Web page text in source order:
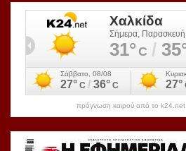
πρόγνωση καιρού από το k24.net